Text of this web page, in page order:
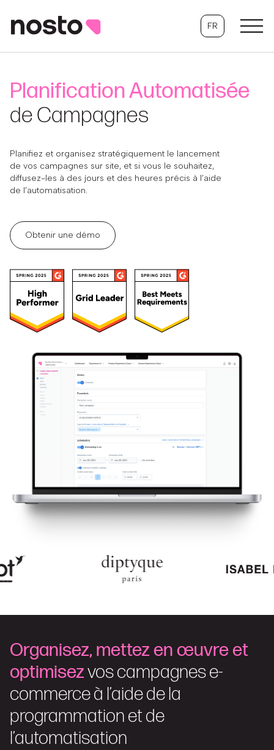
FR
Planification Automatisée
de Campagnes
Planifiez et organisez stratégiquement le lancement
de vos campagnes sur site, et si vous le souhaitez,
diffusez-les à des jours et des heures précis à l’aide
de l’automatisation.
Obtenir une démo
Organisez, mettez en œuvre et
optimisezvos campagnes e-
commerce à l’aide de la
programmation et de
l’automatisation